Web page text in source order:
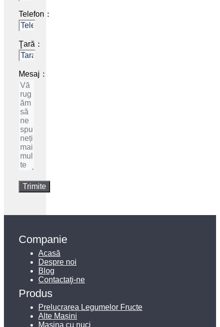
Telefon：
Ţară：
Mesaj：
Companie
Acasă
Despre noi
Blog
Contactaţi-ne
Produs
Prelucrarea Legumelor Fructe
Alte Mașini
Masina cu nuci